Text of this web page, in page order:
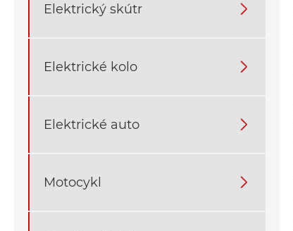
Elektrický skútr 
Elektrické kolo 
Elektrické auto 
Motocykl 